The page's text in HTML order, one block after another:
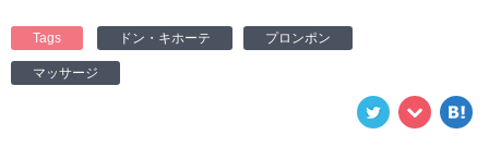
Tags ドン・キホーテ プロンポン
マッサージ